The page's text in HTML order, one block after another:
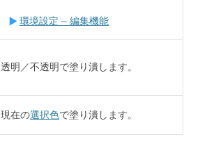
環境設定 – 編集機能
透明／不透明で塗り潰します。
現在の選択色で塗り潰します。